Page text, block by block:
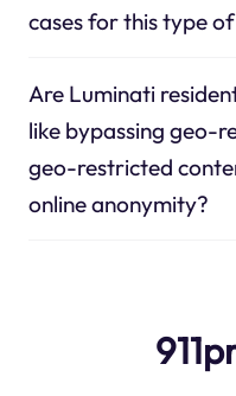
cases for this type
Are Luminati
like bypassing geo-
geo-restricted
online anonymity?